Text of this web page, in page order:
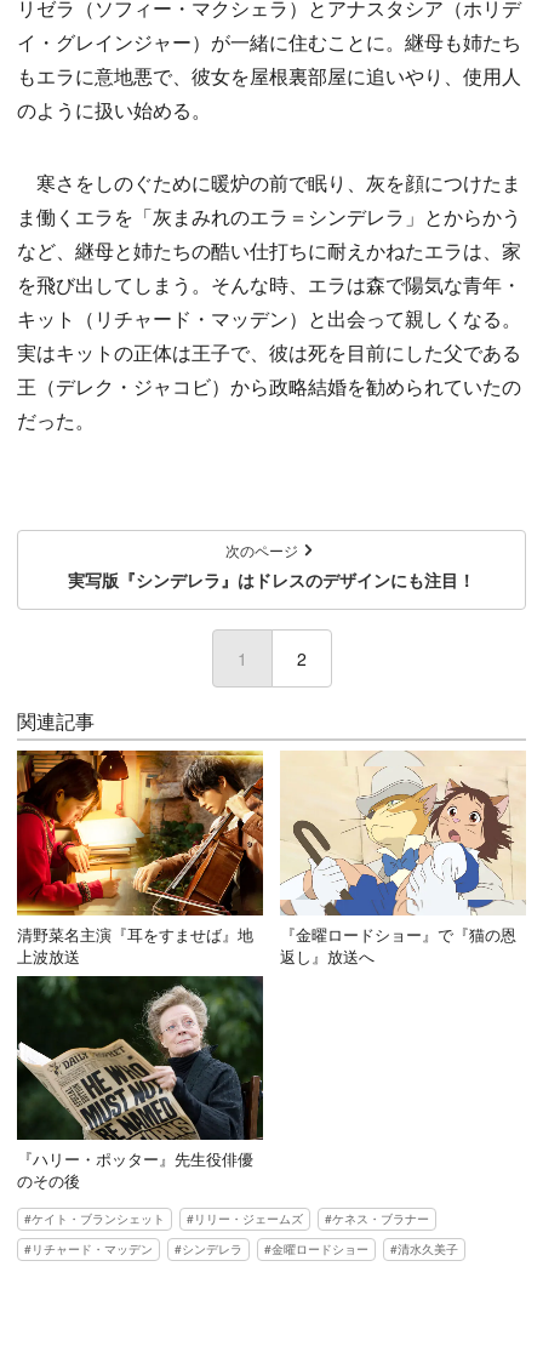
リゼラ（ソフィー・マクシェラ）とアナスタシア（ホリデ
イ・グレインジャー）が一緒に住むことに。継母も姉たち
もエラに意地悪で、彼女を屋根裏部屋に追いやり、使用人
のように扱い始める。
寒さをしのぐために暖炉の前で眠り、灰を顔につけたま
ま働くエラを「灰まみれのエラ＝シンデレラ」とからかう
など、継母と姉たちの酷い仕打ちに耐えかねたエラは、家
を飛び出してしまう。そんな時、エラは森で陽気な青年・
キット（リチャード・マッデン）と出会って親しくなる。
実はキットの正体は王子で、彼は死を目前にした父である
王（デレク・ジャコビ）から政略結婚を勧められていたの
だった。
次のページ
実写版『シンデレラ』はドレスのデザインにも注目！
1 (current)
2
関連記事
清野菜名主演『耳をすませば』地
上波放送
『金曜ロードショー』で『猫の恩
返し』放送へ
『ハリー・ポッター』先生役俳優
のその後
ケイト・ブランシェット リリー・ジェームズ
ケネス・ブラナー
リチャード・マッデン
シンデレラ 金曜ロードショー 清水久美子